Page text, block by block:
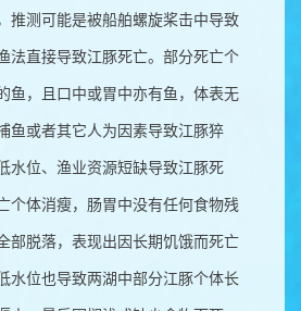
推测可能是被船舶螺旋桨击中导致
法直接导致江豚死亡。部分死亡个
鱼，且口中或胃中亦有鱼，体表无
鱼或者其它人为因素导致江豚猝
水位、渔业资源短缺导致江豚死
个体消瘦，肠胃中没有任何食物残
部脱落，表现出因长期饥饿而死亡
水位也导致两湖中部分江豚个体长